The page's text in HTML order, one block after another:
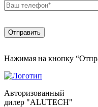
Нажимая на кнопку
Авторизованный
дилер "ALUTECH"